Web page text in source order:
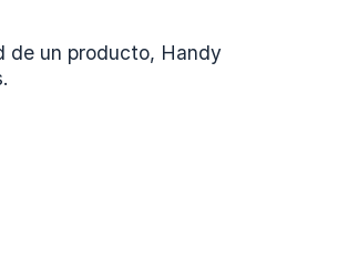
de un producto, Handy